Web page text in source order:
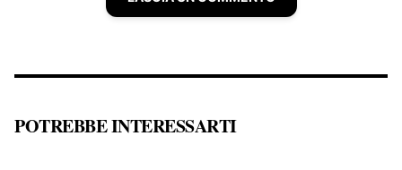
POTREBBE INTERESSARTI